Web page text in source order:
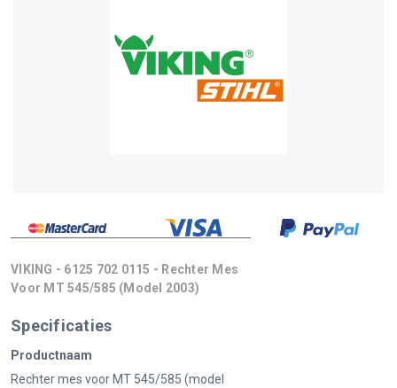
VIKING - 6125 702 0115 - Rechter Mes
Voor MT 545/585 (model 2003)
Specificaties
Productnaam
Rechter mes voor MT 545/585 (model